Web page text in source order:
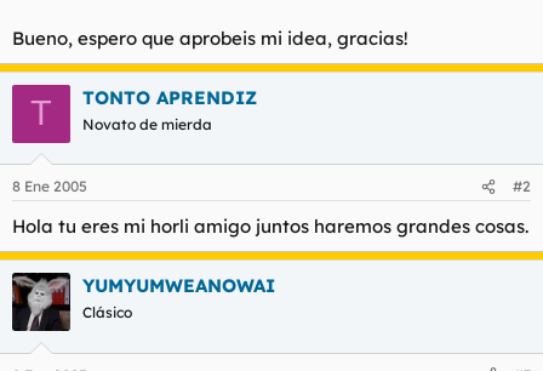
Bueno, espero que aprobeis mi idea, gracias!
T TONTO APRENDIZ
Novato de mierda
8 Ene 2005 #2
Hola tu eres mi horli amigo juntos haremos grandes cosas.
YUMYUMWEANOWAI
Clásico